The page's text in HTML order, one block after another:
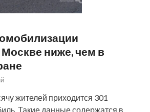
ниже, чем в
жителей приходится 301
Такие данные содержатся в